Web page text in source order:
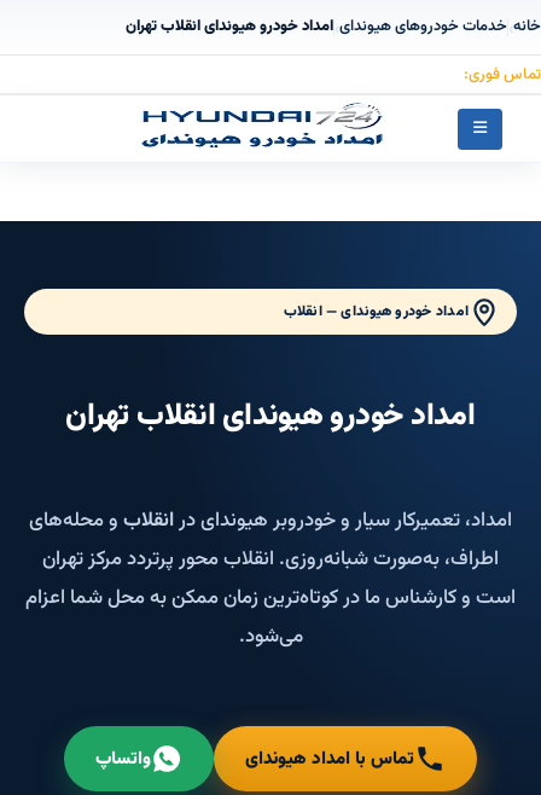
خانه›خدمات خودروهای هیوندای›امداد خودرو هیوندای انقلاب تهران
تماس فوری:
امداد خودرو هیوندای — انقلاب
امداد خودرو هیوندای انقلاب تهران
امداد، تعمیرکار سیار و خودروبر هیوندای درانقلابو محله‌های
اطراف، به‌صورت شبانه‌روزی. انقلاب محور پرتردد مرکز تهران
است و کارشناس ما در کوتاه‌ترین زمان ممکن به محل شما اعزام
می‌شود.
تماس با امداد هیوندای واتساپ